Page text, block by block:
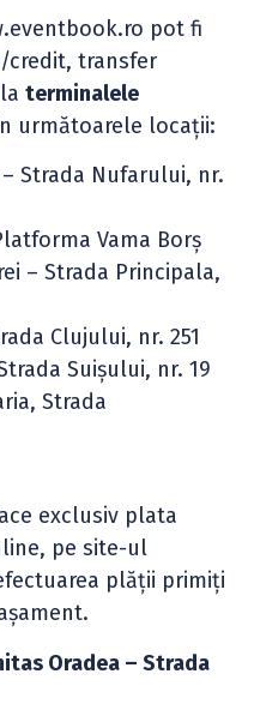
pot fi
credit, transfer
terminalele
următoarele locații:
– Strada Nufarului, nr.
Vama Borș
– Strada Principala,
Clujului, nr. 251
Suișului, nr. 19
Strada
exclusiv plata
pe site-ul
plății primiți
Oradea – Strada